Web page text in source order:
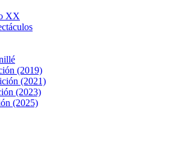
XX
(2019)
(2021)
(2023)
(2025)